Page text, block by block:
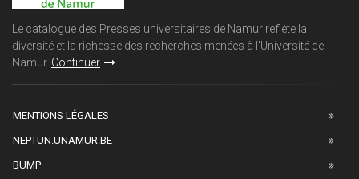
Le catalogue des Presses universitaires de Namur reflète la
diversité et la richesse des recherches menées à l'Université de
Namur. Continuer
MENTIONS LÉGALES
NEPTUN.UNAMUR.BE
BUMP